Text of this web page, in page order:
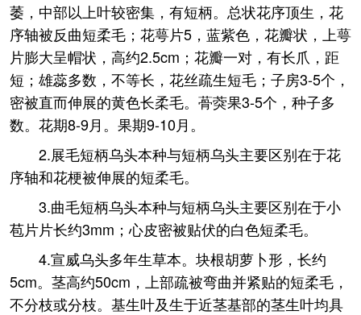
萎，中部以上叶较密集，有短柄。总状花序顶生，花
序轴被反曲短柔毛；花萼片5，蓝紫色，花瓣状，上萼
片膨大呈帽状，高约2.5cm；花瓣一对，有长爪，距
短；雄蕊多数，不等长，花丝疏生短毛；子房3-5个，
密被直而伸展的黄色长柔毛。蓇葖果3-5个，种子多
数。花期8-9月。果期9-10月。
2.展毛短柄乌头本种与短柄乌头主要区别在于花
序轴和花梗被伸展的短柔毛。
3.曲毛短柄乌头本种与短柄乌头主要区别在于小
苞片片长约3mm；心皮密被贴伏的白色短柔毛。
4.宣威乌头多年生草本。块根胡萝卜形，长约
5cm。茎高约50cm，上部疏被弯曲并紧贴的短柔毛，
不分枝或分枝。基生叶及生于近茎基部的茎生叶均具